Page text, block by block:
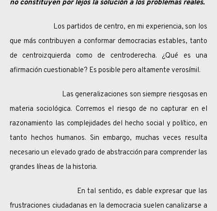
no constituyen por lejos la solución a los problemas reales.
Los partidos de centro, en mi experiencia, son los
que más contribuyen a conformar democracias estables, tanto
de centroizquierda como de centroderecha. ¿Qué es una
afirmación cuestionable? Es posible pero altamente verosímil.
Las generalizaciones son siempre riesgosas en
materia sociológica. Corremos el riesgo de no capturar en el
razonamiento las complejidades del hecho social y político, en
tanto hechos humanos. Sin embargo, muchas veces resulta
necesario un elevado grado de abstracción para comprender las
grandes líneas de la historia.
En tal sentido, es dable expresar que las
frustraciones ciudadanas en la democracia suelen canalizarse a